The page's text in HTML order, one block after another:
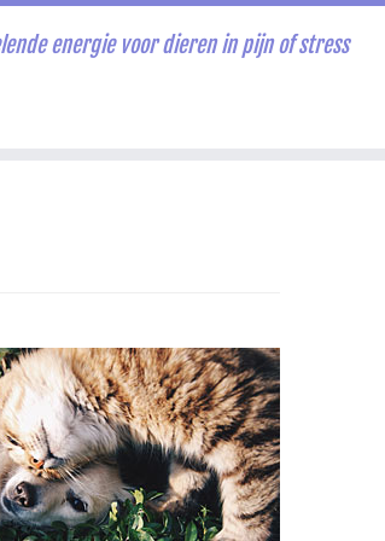
energie voor dieren in pijn of stress